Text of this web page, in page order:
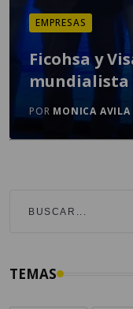
EMPRESAS
Ficohsa y
mundialista
POR MONICA AVILA
TEMAS